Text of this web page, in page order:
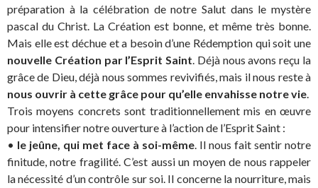
préparation à la célébration de notre Salut dans le mystère
pascal du Christ. La Création est bonne, et même très bonne.
Mais elle est déchue et a besoin d’une Rédemption qui soit une
nouvelle Création par l’Esprit Saint. Déjà nous avons reçu la
grâce de Dieu, déjà nous sommes revivifiés, mais il nous reste à
nous ouvrir à cette grâce pour qu’elle envahisse notre vie.
Trois moyens concrets sont traditionnellement mis en œuvre
pour intensifier notre ouverture à l’action de l’Esprit Saint :
• le jeûne, qui met face à soi-même. Il nous fait sentir notre
finitude, notre fragilité. C’est aussi un moyen de nous rappeler
la nécessité d’un contrôle sur soi. Il concerne la nourriture, mais